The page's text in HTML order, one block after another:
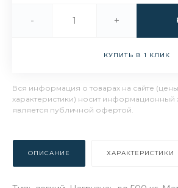
- +
КУПИТЬ В 1 КЛИК
Вся информация о товарах на сайте
характеристики) носит информационный
является публичной офертой.
ОПИСАНИЕ ХАРАКТЕРИСТИКИ